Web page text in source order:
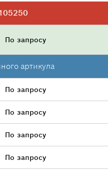
По запросу
артикула
По запросу
По запросу
По запросу
По запросу